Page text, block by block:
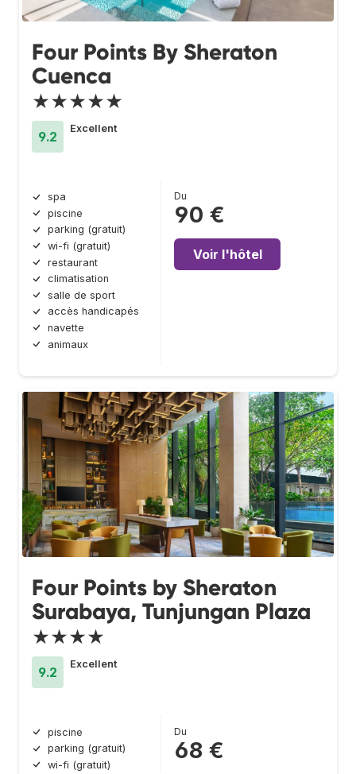
Four Points By Sheraton
Cuenca
★★★★★
9.2
Excellent
spa
piscine
parking (gratuit)
wi-fi (gratuit)
restaurant
climatisation
salle de sport
accès handicapés
navette
animaux
Du
90 €
Voir l'hôtel
Four Points by Sheraton
Surabaya, Tunjungan Plaza
★★★★
9.2
Excellent
piscine
parking (gratuit)
wi-fi (gratuit)
Du
68 €